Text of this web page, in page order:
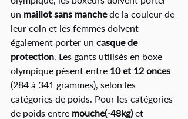
un maillot sans manche de la couleur de
leur coin et les femmes doivent
également porter un casque de
protection. Les gants utilisés en boxe
olympique pèsent entre 10 et 12 onces
(284 à 341 grammes), selon les
catégories de poids. Pour les catégories
de poids entre mouche(-48kg) et